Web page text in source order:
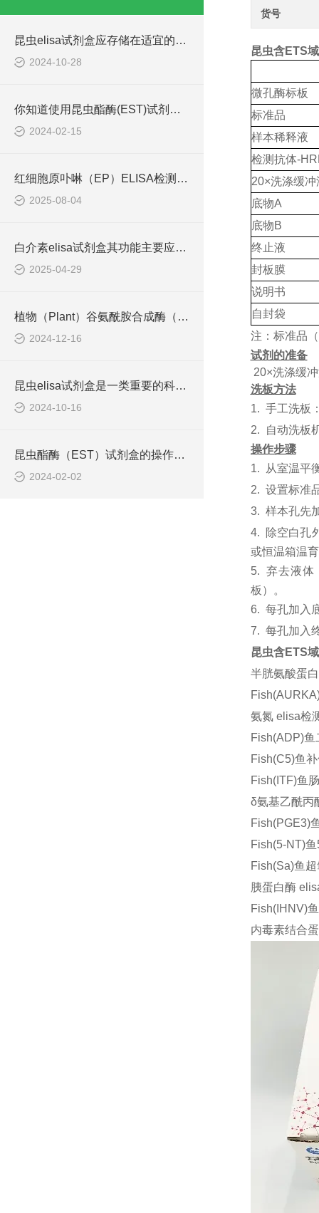
昆虫elisa试剂盒应存储在适宜的环境中
2024-10-28
你知道使用昆虫酯酶(EST)试剂盒的方法吗？
2024-02-15
红细胞原卟啉（EP）ELISA检测试剂盒工作原理
2025-08-04
白介素elisa试剂盒其功能主要应用领域
2025-04-29
植物（Plant）谷氨酰胺合成酶（GS）ELISA检测试剂盒说明书
2024-12-16
昆虫elisa试剂盒是一类重要的科研耗材
2024-10-16
昆虫酯酶（EST）试剂盒的操作流程一般如下
2024-02-02
货号
昆虫含ETS
微孔酶标板
标准品
样本稀释液
检测抗体-
20×洗涤缓冲
底物A
底物B
终止液
封板膜
说明书
自封袋
注：标准品（
试剂的准备
20×洗涤缓
洗板方法
1. 手工洗板
2.
自动洗板
操作步骤
1.
从室温平
2. 设置标准
3. 样本孔先
4.
除空白孔
或恒温箱温
5.
弃去液体
板）。
6. 每孔加入
7. 每孔加入
昆虫含ETS
半胱氨酸蛋
氨氮 elisa检
Fish(ADP)
Fish(C5)鱼
Fish(ITF)鱼
δ氨基乙酰丙
Fish(PGE3)
Fish(5-NT)
Fish(Sa)鱼
胰蛋白酶
Fish(IHNV)
内毒素结合